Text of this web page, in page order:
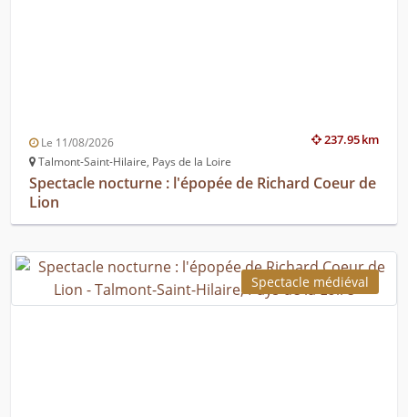
237.95 km
Le 11/08/2026
Talmont-Saint-Hilaire, Pays de la Loire
Spectacle nocturne : l'épopée de Richard Coeur de
Lion
Spectacle médiéval